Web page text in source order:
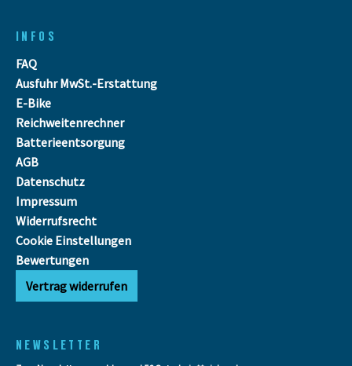
INFOS
FAQ
Ausfuhr MwSt.-Erstattung
E-Bike
Reichweitenrechner
Batterieentsorgung
AGB
Datenschutz
Impressum
Widerrufsrecht
Cookie Einstellungen
Bewertungen
Vertrag widerrufen
NEWSLETTER